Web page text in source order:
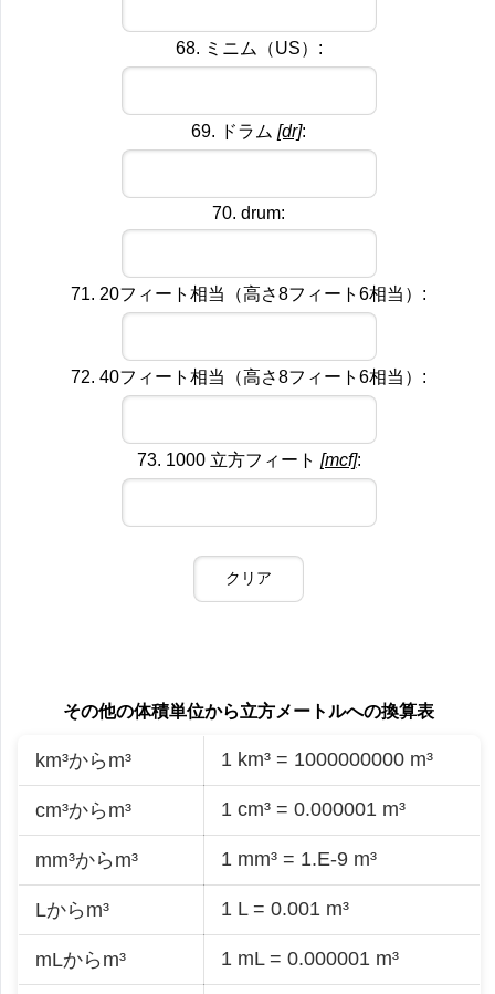
68. ミニム（US）:
69. ドラム [dr]:
70. drum:
71. 20フィート相当（高さ8フィート6相当）:
72. 40フィート相当（高さ8フィート6相当）:
73. 1000 立方フィート [mcf]:
その他の体積単位から立方メートルへの換算表
km³からm³ 1 km³ = 1000000000 m³
cm³からm³ 1 cm³ = 0.000001 m³
mm³からm³ 1 mm³ = 1.E-9 m³
Lからm³ 1 L = 0.001 m³
mLからm³ 1 mL = 0.000001 m³